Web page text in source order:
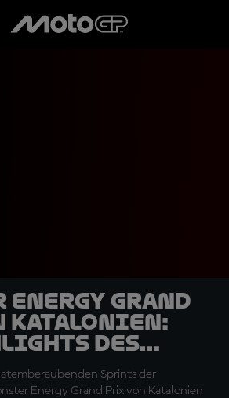
Grand
Katalonien:
des
Sprints der
Energy Grand Prix von Katalonien